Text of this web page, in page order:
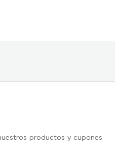
productos y cupones